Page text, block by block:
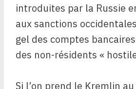
introduites par la Russie
aux sanctions
gel des comptes
des non-résidents «
Si l’on prend le Kremlin